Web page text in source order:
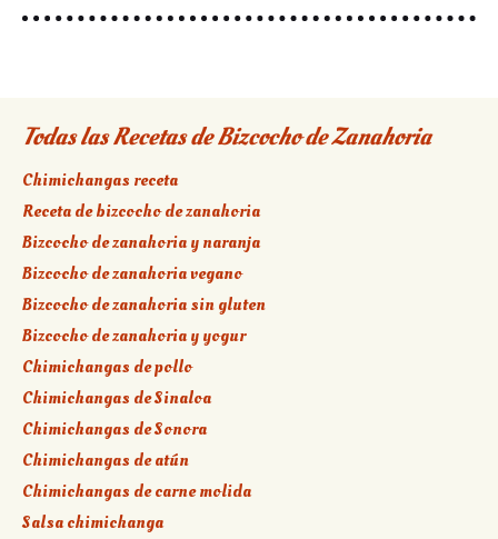
Todas las Recetas de Bizcocho de Zanahoria
Chimichangas receta
Receta de bizcocho de zanahoria
Bizcocho de zanahoria y naranja
Bizcocho de zanahoria vegano
Bizcocho de zanahoria sin gluten
Bizcocho de zanahoria y yogur
Chimichangas de pollo
Chimichangas de Sinaloa
Chimichangas de Sonora
Chimichangas de atún
Chimichangas de carne molida
Salsa chimichanga